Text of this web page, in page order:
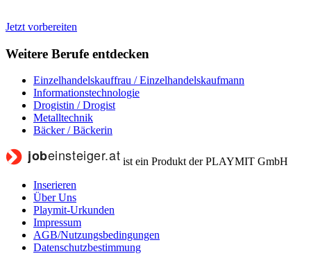
Jetzt vorbereiten
Weitere Berufe entdecken
Einzelhandelskauffrau / Einzelhandelskaufmann
Informationstechnologie
Drogistin / Drogist
Metalltechnik
Bäcker / Bäckerin
ist ein Produkt der PLAYMIT GmbH
Inserieren
Über Uns
Playmit-Urkunden
Impressum
AGB/Nutzungsbedingungen
Datenschutzbestimmung